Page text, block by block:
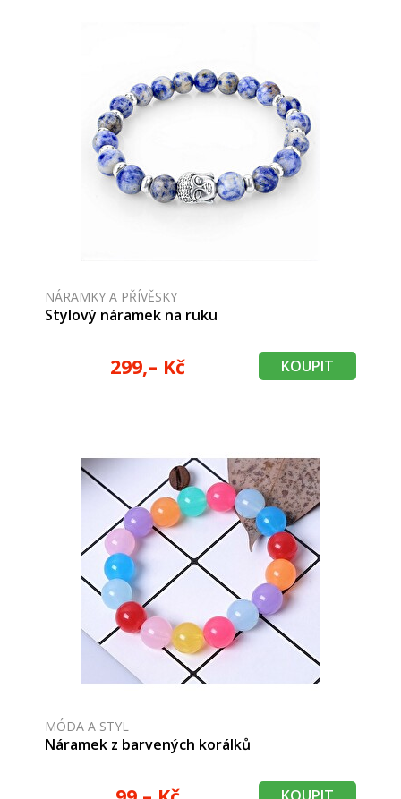
NÁRAMKY A PŘÍVĚSKY
Stylový náramek na ruku
299,– Kč KOUPIT
MÓDA A STYL
Náramek z barvených korálků